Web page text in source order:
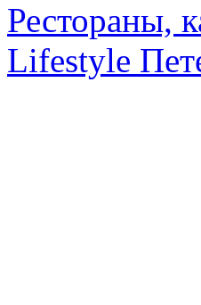
Рестораны,
Lifestyle